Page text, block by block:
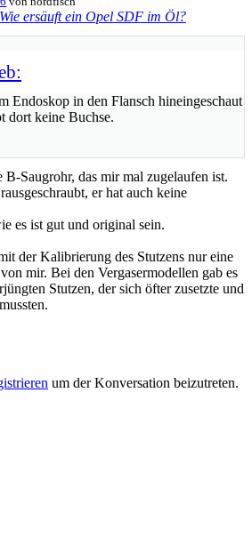
Wie ersäuft ein Opel SDF im Öl?
Endoskop in den Flansch hineingeschaut
dort keine Buchse.
Saugrohr, das mir mal zugelaufen ist.
er hat auch keine
es ist gut und original sein.
der Kalibrierung des Stutzens nur eine
mir. Bei den Vergasermodellen gab es
Stutzen, der sich öfter zusetzte und
um der Konversation beizutreten.